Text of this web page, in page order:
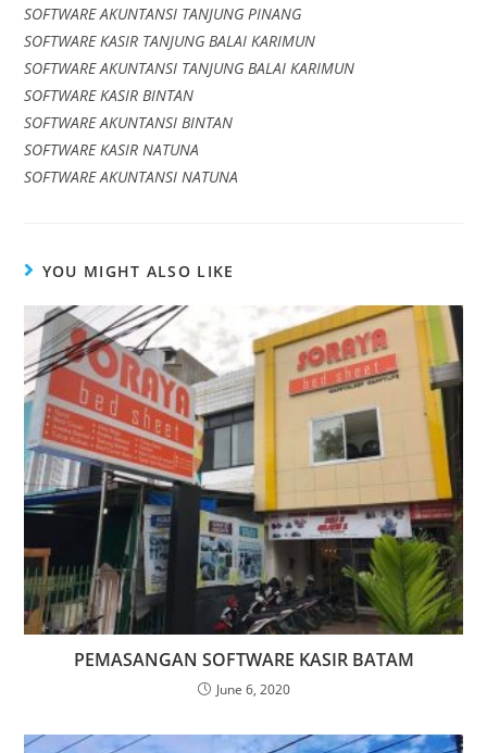
SOFTWARE AKUNTANSI TANJUNG PINANG
SOFTWARE KASIR TANJUNG BALAI KARIMUN
SOFTWARE AKUNTANSI TANJUNG BALAI KARIMUN
SOFTWARE KASIR BINTAN
SOFTWARE AKUNTANSI BINTAN
SOFTWARE KASIR NATUNA
SOFTWARE AKUNTANSI NATUNA
YOU MIGHT ALSO LIKE
PEMASANGAN SOFTWARE KASIR BATAM
June 6, 2020